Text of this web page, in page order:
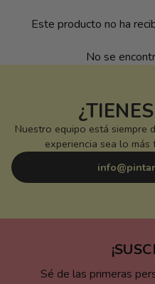
Este producto no ha
No se
Nuestro equipo está siempre
experiencia sea lo
Sé de las primeras